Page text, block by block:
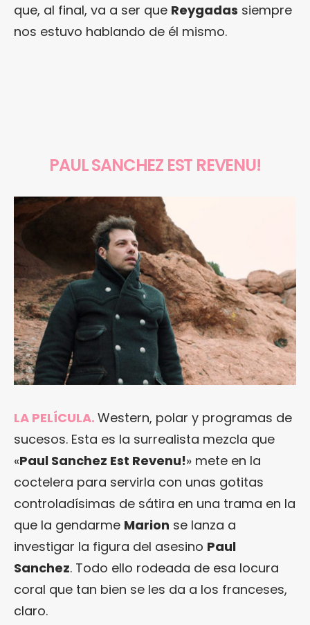
que, al final, va a ser que Reygadas siempre
nos estuvo hablando de él mismo.
PAUL SANCHEZ EST REVENU!
LA PELÍCULA. Western, polar y programas de
sucesos. Esta es la surrealista mezcla que
«Paul Sanchez Est Revenu!» mete en la
coctelera para servirla con unas gotitas
controladísimas de sátira en una trama en la
que la gendarme Marion se lanza a
investigar la figura del asesino Paul
Sanchez. Todo ello rodeada de esa locura
coral que tan bien se les da a los franceses,
claro.